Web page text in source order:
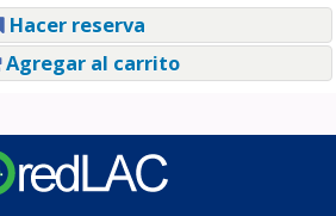
Hacer reserva
Agregar al carrito